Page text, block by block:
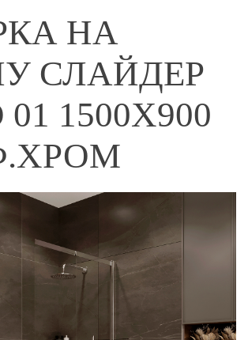
НА
СЛАЙДЕР
1500Х900